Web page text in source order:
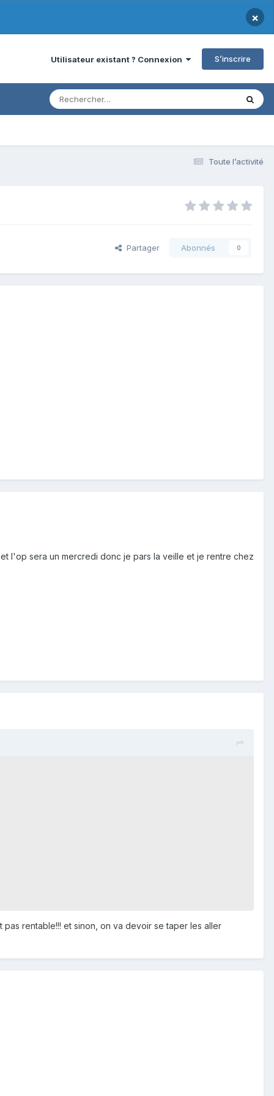
×
Utilisateur existant ? Connexion S’inscrire
Toute l’activité
Partager Abonnés 0
l'op sera un mercredi donc je pars la veille et je rentre chez
rentable!!! et sinon, on va devoir se taper les aller